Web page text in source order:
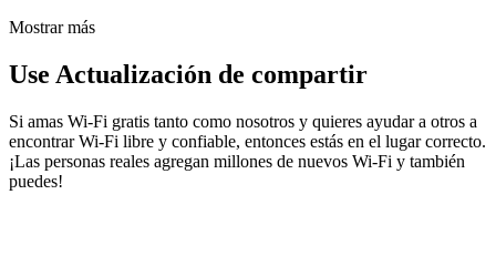
Mostrar más
Use Actualización de compartir
Si amas Wi-Fi gratis tanto como nosotros y quieres ayudar a otros a
encontrar Wi-Fi libre y confiable, entonces estás en el lugar correcto.
¡Las personas reales agregan millones de nuevos Wi-Fi y también
puedes!